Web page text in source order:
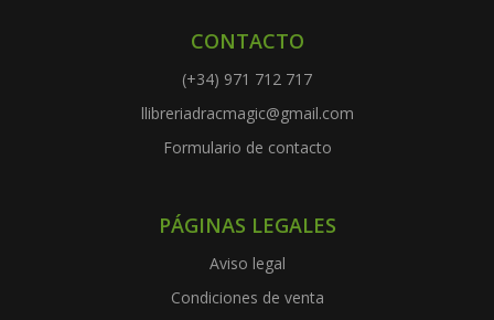
CONTACTO
(+34) 971 712 717
llibreriadracmagic@gmail.com
Formulario de contacto
PÁGINAS LEGALES
Aviso legal
Condiciones de venta